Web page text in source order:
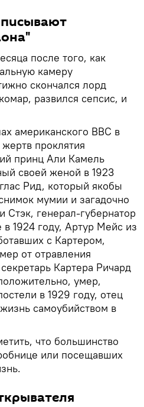
после того, как
камеру
скончался лорд
развился сепсис, и
американского BBC в
проклятия
принц Али Камель
своей женой в 1923
Рид, который якобы
мумии и загадочно
Стэк, генерал-губернатор
1924 году, Артур Мейс из
с Картером,
от отравления
Картера Ричард
умер,
в 1929 году, отец
самоубийством в
что большинство
или посещавших